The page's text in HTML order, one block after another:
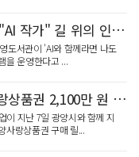
광양시 광영도서관, "AI 작가" 길 위의 인문학
도서관이 'AI와 함께라면 나도
을 운영한다고 ...
㈜신진기업, 광양사랑상품권 2,100만 원 '통큰' 구매 릴레이 동참
이 지난 7일 광양시와 함께 지
사랑상품권 구매 릴...